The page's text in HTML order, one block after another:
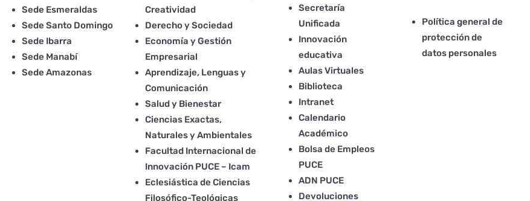
Sede Esmeraldas
Sede Santo Domingo
Sede Ibarra
Sede Manabí
Sede Amazonas
Creatividad
Derecho y Sociedad
Economía y Gestión
Empresarial
Aprendizaje, Lenguas y
Comunicación
Salud y Bienestar
Ciencias Exactas,
Naturales y Ambientales
Facultad Internacional de
Innovación PUCE – Icam
Eclesiástica de Ciencias
Filosófico-Teológicas
Secretaría
Unificada
Innovación
educativa
Aulas Virtuales
Biblioteca
Intranet
Calendario
Académico
Bolsa de Empleos
PUCE
ADN PUCE
Devoluciones
Política general de
protección de
datos personales